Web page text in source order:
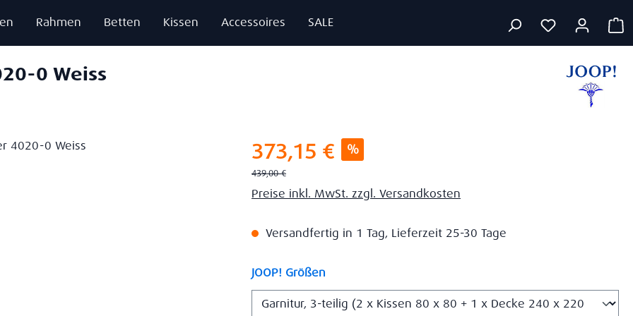
Rahmen Betten Kissen Accessoires SALE
0 Weiss
Verkaufspreis:
373,15 € %
Regulärer Preis:
439,00 €
Preise inkl. MwSt. zzgl. Versandkosten
Versandfertig in 1 Tag, Lieferzeit 25-30 Tage
JOOP! Größen